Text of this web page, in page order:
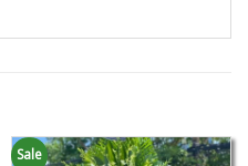
Sale